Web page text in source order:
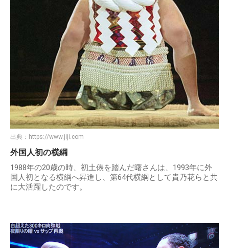
出典： https://www.jiji.com
外国人初の横綱
1988年の20歳の時、初土俵を踏んだ曙さんは、1993年に外
国人初となる横綱へ昇進し、第64代横綱として貴乃花らと共
に大活躍したのです。